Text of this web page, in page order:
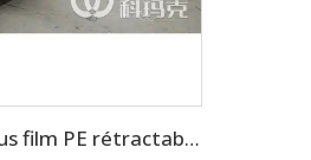
Machine d'emballage sous film PE rétractable de haute qualité